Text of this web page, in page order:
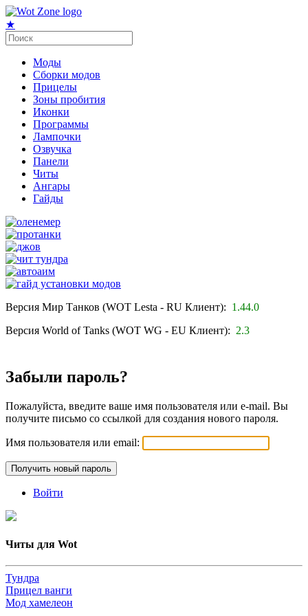
★
Моды
Сборки модов
Прицелы
Зоны пробития
Иконки
Программы
Лампочки
Озвучка
Панели
Читы
Ангары
Гайды
Версия Мир Танков (WOT Lesta - RU Клиент): 1.44.0
Версия World of Tanks (WOT WG - EU Клиент): 2.3
Забыли пароль?
Пожалуйста, введите ваше имя пользователя или e-mail. Вы
получите письмо со ссылкой для создания нового пароля.
Имя пользователя или email:
Войти
Читы для Wot
Тундра
Прицел ванги
Мод хамелеон